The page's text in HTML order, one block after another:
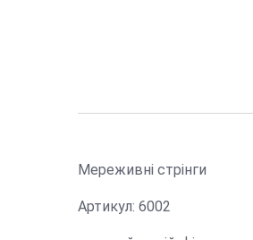
Мереживні стрінги
Артикул: 6002